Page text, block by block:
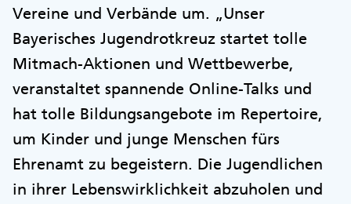
Vereine und Verbände um. „Unser
Bayerisches Jugendrotkreuz startet tolle
Mitmach-Aktionen und Wettbewerbe,
veranstaltet spannende Online-Talks und
hat tolle Bildungsangebote im Repertoire,
um Kinder und junge Menschen fürs
Ehrenamt zu begeistern. Die Jugendlichen
in ihrer Lebenswirklichkeit abzuholen und